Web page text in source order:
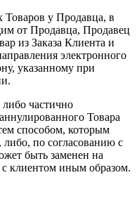
Товаров у Продавца, в
от Продавца, Продавец
из Заказа Клиента и
электронного
указанному при
частично
Товара
способом, которым
либо, по согласованию с
быть заменен на
клиентом иным образом.